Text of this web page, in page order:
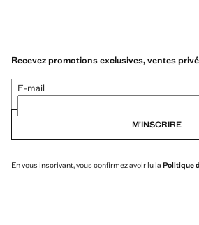
Recevez promotions exclusives, ventes
E-mail
M’INSCRIRE
En vous inscrivant, vous confirmez avoir lu la Politique